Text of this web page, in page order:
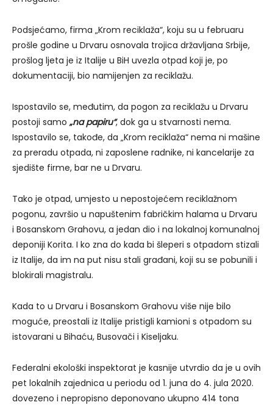
Podsjećamo, firma „Krom reciklaža“, koju su u februaru
prošle godine u Drvaru osnovala trojica državljana Srbije,
prošlog ljeta je iz Italije u BiH uvezla otpad koji je, po
dokumentaciji, bio namijenjen za reciklažu.
Ispostavilo se, međutim, da pogon za reciklažu u Drvaru
postoji samo „na papiru“, dok ga u stvarnosti nema.
Ispostavilo se, takođe, da „Krom reciklaža“ nema ni mašine
za preradu otpada, ni zaposlene radnike, ni kancelarije za
sjedište firme, bar ne u Drvaru.
Tako je otpad, umjesto u nepostojećem reciklažnom
pogonu, završio u napuštenim fabričkim halama u Drvaru
i Bosanskom Grahovu, a jedan dio i na lokalnoj komunalnoj
deponiji Korita. I ko zna do kada bi šleperi s otpadom stizali
iz Italije, da im na put nisu stali građani, koji su se pobunili i
blokirali magistralu.
Kada to u Drvaru i Bosanskom Grahovu više nije bilo
moguće, preostali iz Italije pristigli kamioni s otpadom su
istovarani u Bihaću, Busovači i Kiseljaku.
Federalni ekološki inspektorat je kasnije utvrdio da je u ovih
pet lokalnih zajednica u periodu od 1. juna do 4. jula 2020.
dovezeno i nepropisno deponovano ukupno 414 tona